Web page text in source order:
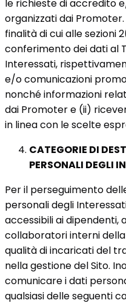
le richieste di accredito
organizzati dai
finalità di cui alle sezioni
conferimento dei dati al
Interessati,
e/o comunicazioni
nonché informazioni
dai Promoter e (ii)
in linea con le scelte
CATEGORIE DI
PERSONALI DEGLI
Per il perseguimento
personali degli
accessibili ai dipendenti,
collaboratori interni
qualità di incaricati del
nella gestione del Sito.
comunicare i dati
qualsiasi delle seguenti